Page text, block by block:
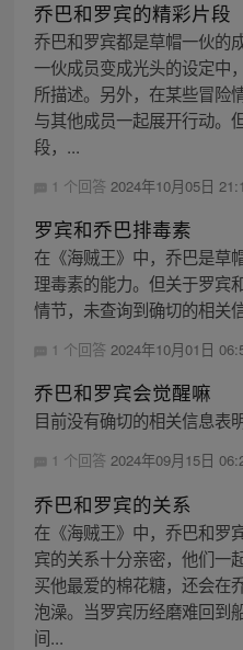
乔巴和罗宾的精彩片段
乔巴和罗宾都是草帽一伙的
一伙成员变成光头的设定中
所描述。另外，在某些冒险
与其他成员一起展开行动。
段，...
1 个回答 2024年10月05日
罗宾和乔巴排毒素
在《海贼王》中，乔巴是草
理毒素的能力。但关于罗宾
情节，未查询到确切的相关信
1 个回答 2024年10月01日
乔巴和罗宾会觉醒嘛
目前没有确切的相关信息表
1 个回答 2024年09月15日
乔巴和罗宾的关系
在《海贼王》中，乔巴和罗
宾的关系十分亲密，他们一
买他最爱的棉花糖，还会在
泡澡。当罗宾历经磨难回到
间...